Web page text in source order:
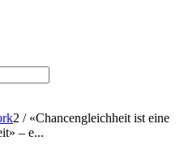
2 / «Chancengleichheit ist eine
– e...